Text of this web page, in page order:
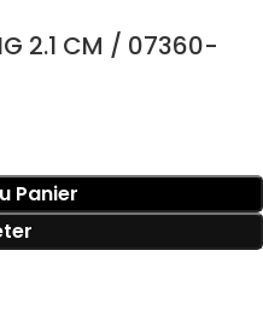
2.1 CM / 07360-
Panier